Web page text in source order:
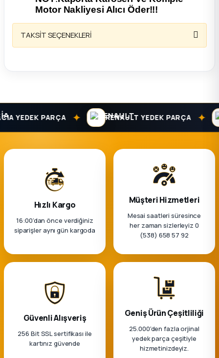
Parça
Motor Nakliyesi Alıcı Öder!!!
TAKSİT SEÇENEKLERİ
YEDEK PARÇA ✦ RENAULT YEDEK PARÇA ✦
Hızlı Kargo
16:00’dan önce verdiğiniz
siparişler aynı gün kargoda
Müşteri Hizmetleri
Mesai saatleri süresince
her zaman sizlerleyiz 0
(538) 658 57 92
Güvenli Alışveriş
256 Bit SSL sertifikası ile
kartınız güvende
Geniş Ürün Çeşitliliği
25.000'den fazla orjinal
yedek parça çeşitiyle
hizmetinizdeyiz.